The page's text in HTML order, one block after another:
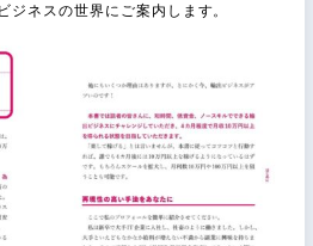
ジネスの世界にご案内します。